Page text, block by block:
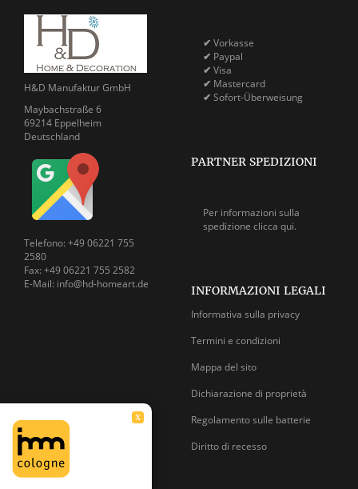
X
H&D Manufaktur GmbH
Maybachstraße 6
69214 Eppelheim
Deutschland
Telefono: +49 06221 755
2580
Fax: +49 06221 755 2582
E-Mail: info@hd-homeart.de
✔ Vorkasse
✔ Paypal
✔ Visa
✔ Mastercard
✔ Sofort-Überweisung
PARTNER SPEDIZIONI
Per informazioni sulla
spedizione clicca qui.
INFORMAZIONI LEGALI
Informativa sulla privacy
Termini e condizioni
Mappa del sito
Dichiarazione di proprietà
Regolamento sulle batterie
Diritto di recesso